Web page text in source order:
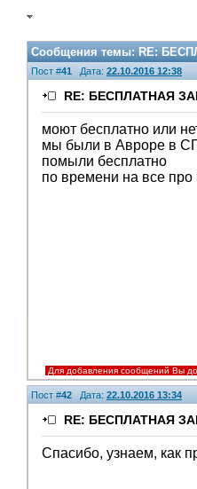
Сообщения темы:RE:
Пост #41 Дата: 22.10.2016 12:38
RE: БЕСПЛАТНАЯ
моют бесплатно или
мы были в Авроре в
помыли бесплатно
по времени на все про
Для добавления сообщений Вы
Пост #42 Дата: 22.10.2016 13:34
RE: БЕСПЛАТНАЯ
Спасибо, узнаем, как